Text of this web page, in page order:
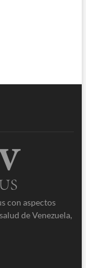
con aspectos
de Venezuela,